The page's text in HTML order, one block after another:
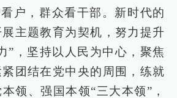
户，群众看干部。新时代的
主题教育为契机，努力提升
”，坚持以人民为中心，聚焦
团结在党中央的周围，练就
领、强国本领“三大本领”，